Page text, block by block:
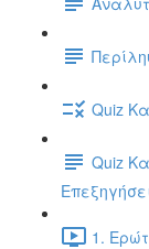
Quiz
Quiz
1.